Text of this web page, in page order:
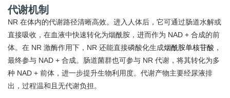
代谢机制
NR 在体内的代谢路径清晰高效。进入人体后，它可通过肠道水解或
直接吸收，在血液中快速转化为烟酰胺，进而作为 NAD + 合成的前
体。在 NR 激酶作用下，NR 还能直接磷酸化生成烟酰胺单核苷酸 ，
最终参与 NAD + 合成。肠道菌群也可参与 NR 代谢，将其转化为多
种 NAD + 前体，进一步提升生物利用度。代谢产物主要经尿液排
出，过程温和且无代谢负担。